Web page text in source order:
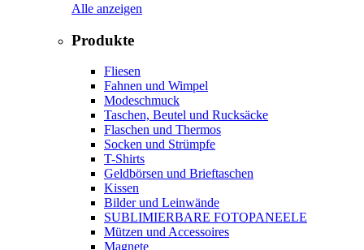
Alle anzeigen
Produkte
Fliesen
Fahnen und Wimpel
Modeschmuck
Taschen, Beutel und Rucksäcke
Flaschen und Thermos
Socken und Strümpfe
T-Shirts
Geldbörsen und Brieftaschen
Kissen
Bilder und Leinwände
SUBLIMIERBARE FOTOPANEELE
Mützen und Accessoires
Magnete